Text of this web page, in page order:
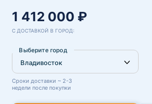
1 412 000 ₽
С ДОСТАВКОЙ В ГОРОД:
Выберите город
Сроки доставки ~ 2-3
недели после покупки